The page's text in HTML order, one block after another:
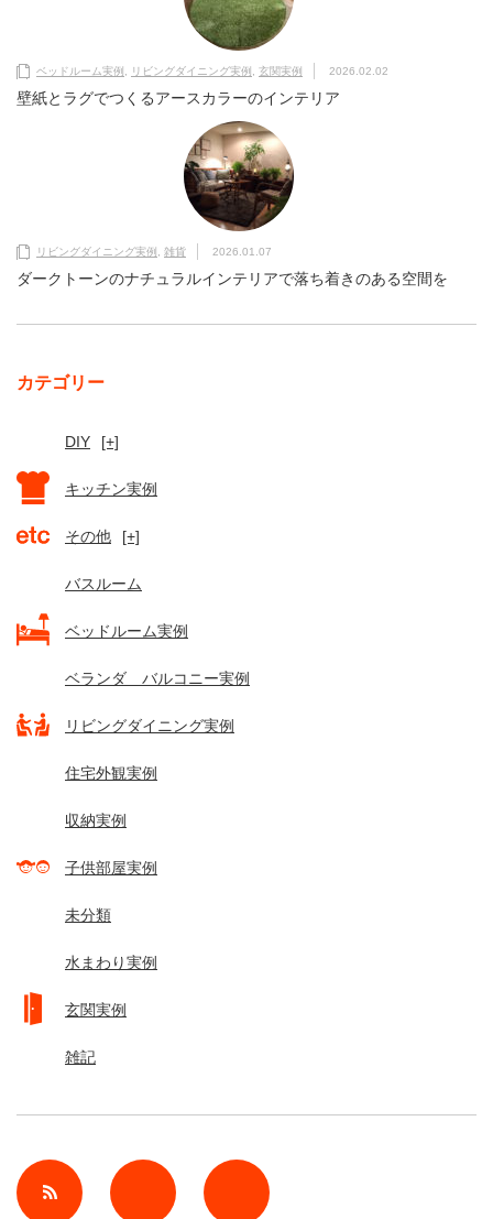
ベッドルーム実例 リビングダイニング実例 玄関実例 2026.02.02
壁紙とラグでつくるアースカラーのインテリア
リビングダイニング実例 雑貨 2026.01.07
ダークトーンのナチュラルインテリアで落ち着きのある空間を
カテゴリー
DIY [+]
キッチン実例
その他 [+]
バスルーム
ベッドルーム実例
ベランダ バルコニー実例
リビングダイニング実例
住宅外観実例
収納実例
子供部屋実例
未分類
水まわり実例
玄関実例
雑記
Twitter